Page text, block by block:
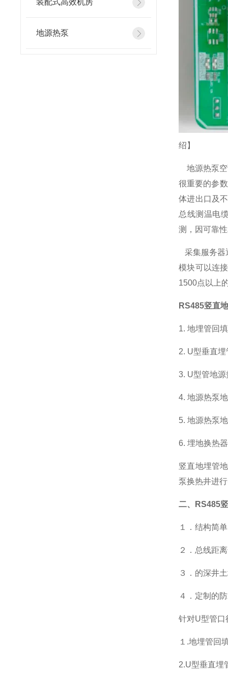
装配式高效机房
地源热泵
绍】
地源热泵
很重要的参
体进出口及
总线测温电
测，因可靠
采集服务器
模块可以连
1500点以上
RS485竖直
1. 地埋管回
2. U型垂直
3. U型管地
4. 地源热泵
5. 地源热泵
6. 埋地换热
竖直地埋管
泵换热井进
二、 RS485
１．结构简
２．总线距
３．的深井
４．定制的
针对U型管口
１.地埋管回
2.U型垂直埋